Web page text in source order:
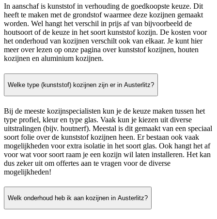
In aanschaf is kunststof in verhouding de goedkoopste keuze. Dit
heeft te maken met de grondstof waarmee deze kozijnen gemaakt
worden. Wel hangt het verschil in prijs af van bijvoorbeeld de
houtsoort of de keuze in het soort kunststof kozijn. De kosten voor
het onderhoud van kozijnen verschilt ook van elkaar. Je kunt hier
meer over lezen op onze pagina over kunststof kozijnen, houten
kozijnen en aluminium kozijnen.
Welke type (kunststof) kozijnen zijn er in Austerlitz?
Bij de meeste kozijnspecialisten kun je de keuze maken tussen het
type profiel, kleur en type glas. Vaak kun je kiezen uit diverse
uitstralingen (bijv. houtnerf). Meestal is dit gemaakt van een speciaal
soort folie over de kunststof kozijnen heen. Er bestaan ook vaak
mogelijkheden voor extra isolatie in het soort glas. Ook hangt het af
voor wat voor soort raam je een kozijn wil laten installeren. Het kan
dus zeker uit om offertes aan te vragen voor de diverse
mogelijkheden!
Welk onderhoud heb ik aan kozijnen in Austerlitz?